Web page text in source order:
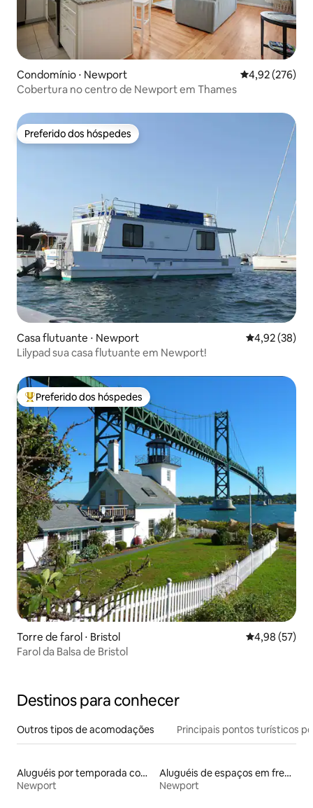
Condomínio ⋅ Newport 4,92 de uma
4,92 (276)
Cobertura no centro de Newport em Thames
Preferido dos hóspedes
Preferido dos hóspedes
Casa flutuante ⋅ Newport 4,92 de uma
4,92 (38)
Lilypad sua casa flutuante em Newport!
Entre os melhores preferidos dos hóspedes
Preferido dos hóspedes
Torre de farol ⋅ Bristol 4,98 de uma
4,98 (57)
Farol da Balsa de Bristol
Destinos para conhecer
Outros tipos de acomodações Principais pontos turísticos
Aluguéis por temporada com suítes privativas
Newport
Aluguéis de espaços em frente à praia
Newport